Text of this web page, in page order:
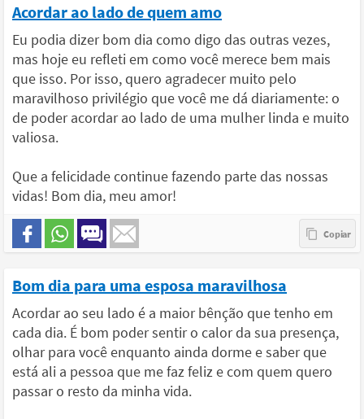
Acordar ao lado de quem amo
Eu podia dizer bom dia como digo das outras vezes,
mas hoje eu refleti em como você merece bem mais
que isso. Por isso, quero agradecer muito pelo
maravilhoso privilégio que você me dá diariamente: o
de poder acordar ao lado de uma mulher linda e muito
valiosa.
Que a felicidade continue fazendo parte das nossas
vidas! Bom dia, meu amor!
Bom dia para uma esposa maravilhosa
Acordar ao seu lado é a maior bênção que tenho em
cada dia. É bom poder sentir o calor da sua presença,
olhar para você enquanto ainda dorme e saber que
está ali a pessoa que me faz feliz e com quem quero
passar o resto da minha vida.